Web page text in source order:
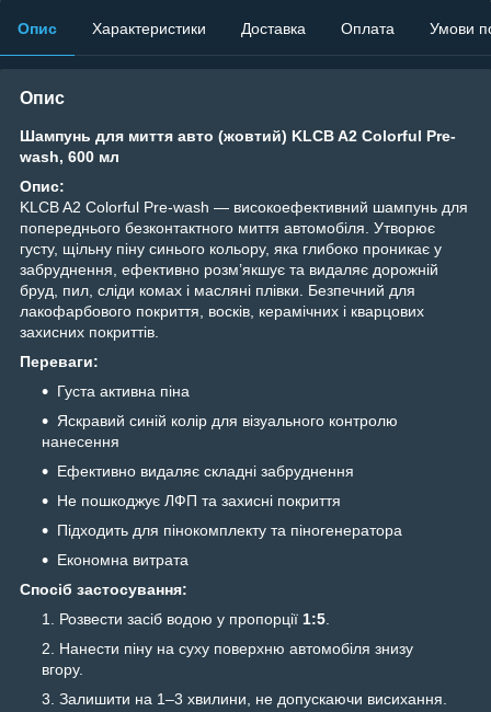
Опис Характеристики Доставка Оплата Умови
Опис
Шампунь для миття авто (жовтий) KLCB A2 Colorful Pre-
wash, 600 мл
Опис:
KLCB A2 Colorful Pre-wash — високоефективний шампунь для
попереднього безконтактного миття автомобіля. Утворює
густу, щільну піну синього кольору, яка глибоко проникає у
забруднення, ефективно розм’якшує та видаляє дорожній
бруд, пил, сліди комах і масляні плівки. Безпечний для
лакофарбового покриття, восків, керамічних і кварцових
захисних покриттів.
Переваги:
Густа активна піна
Яскравий синій колір для візуального контролю
нанесення
Ефективно видаляє складні забруднення
Не пошкоджує ЛФП та захисні покриття
Підходить для пінокомплекту та піногенератора
Економна витрата
Спосіб застосування:
Розвести засіб водою у пропорції 1:5
Нанести піну на суху поверхню автомобіля знизу
вгору.
Залишити на 1–3 хвилини, не допускаючи висихання.